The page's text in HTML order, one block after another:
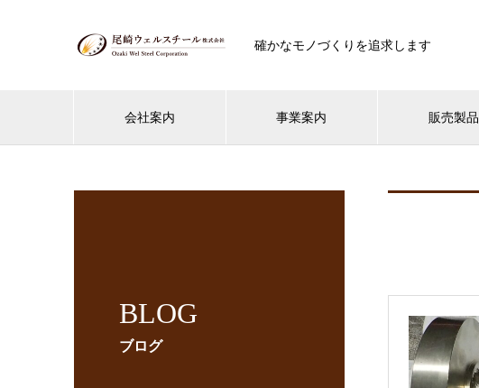
確かなモノづくりを追求します
会社案内 事業案内 販売製品
BLOG
ブログ